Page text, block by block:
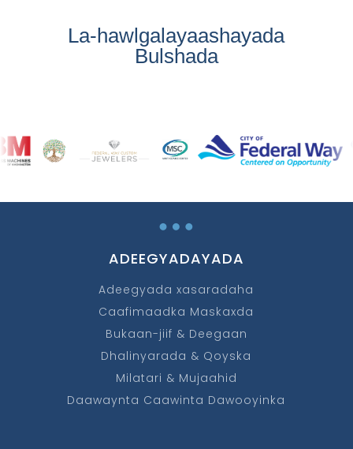
La-hawlgalayaashayada
Bulshada
…
ADEEGYADAYADA
Adeegyada xasaradaha
Caafimaadka Maskaxda
Bukaan-jiif & Deegaan
Dhalinyarada & Qoyska
Milatari & Mujaahid
Daawaynta Caawinta Dawooyinka